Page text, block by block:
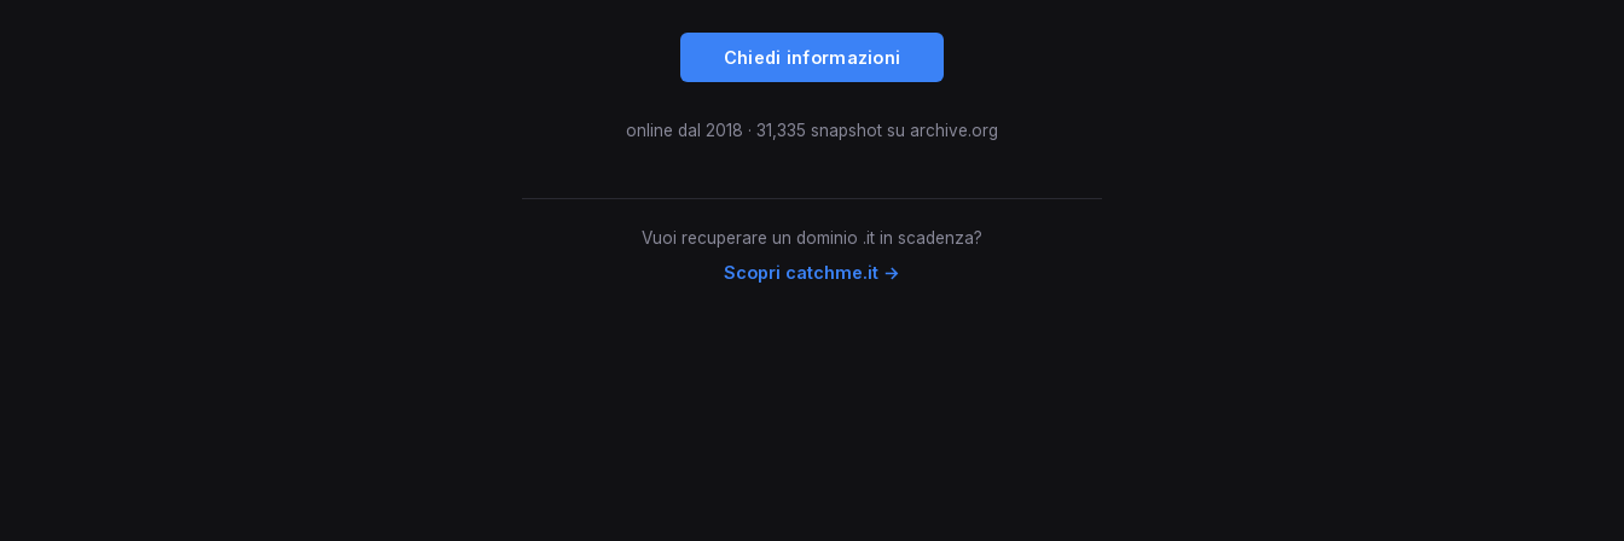
Chiedi informazioni
online dal 2018 · 31,335 snapshot su archive.org
Vuoi recuperare un dominio .it in scadenza?
Scopri catchme.it →